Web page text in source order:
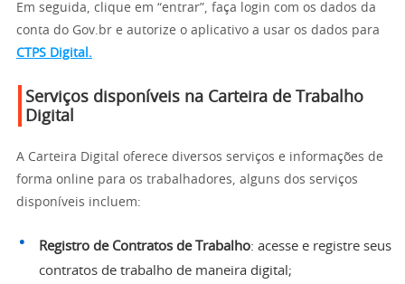
Em seguida, clique em “entrar”, faça login com os dados da
conta do Gov.br e autorize o aplicativo a usar os dados para
CTPS Digital.
Serviços disponíveis na Carteira de Trabalho
Digital
A Carteira Digital oferece diversos serviços e informações de
forma online para os trabalhadores, alguns dos serviços
disponíveis incluem:
Registro de Contratos de Trabalho: acesse e registre seus
contratos de trabalho de maneira digital;